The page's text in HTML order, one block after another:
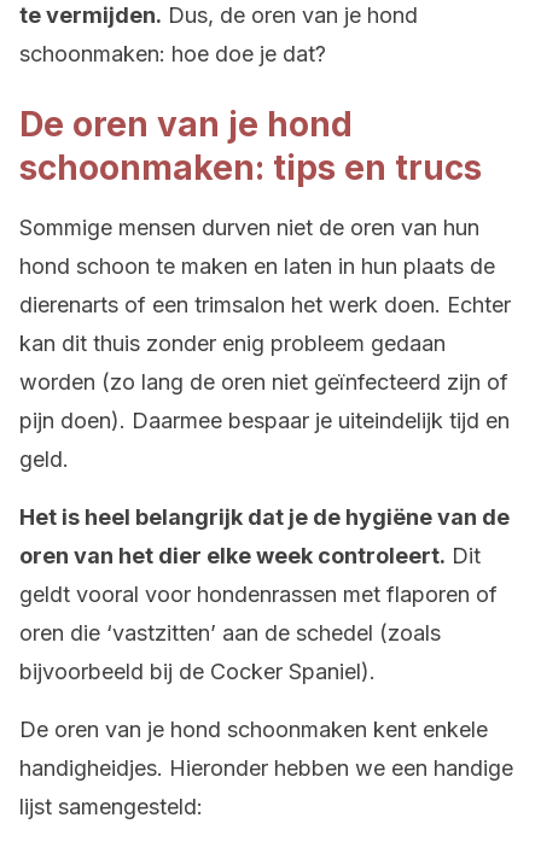
te vermijden. Dus, de oren van je hond
schoonmaken: hoe doe je dat?
De oren van je hond
schoonmaken: tips en trucs
Sommige mensen durven niet de oren van hun
hond schoon te maken en laten in hun plaats de
dierenarts of een trimsalon het werk doen. Echter
kan dit thuis zonder enig probleem gedaan
worden (zo lang de oren niet geïnfecteerd zijn of
pijn doen). Daarmee bespaar je uiteindelijk tijd en
geld.
Het is heel belangrijk dat je de hygiëne van de
oren van het dier elke week controleert. Dit
geldt vooral voor hondenrassen met flaporen of
oren die ‘vastzitten’ aan de schedel (zoals
bijvoorbeeld bij de Cocker Spaniel).
De oren van je hond schoonmaken kent enkele
handigheidjes. Hieronder hebben we een handige
lijst samengesteld: